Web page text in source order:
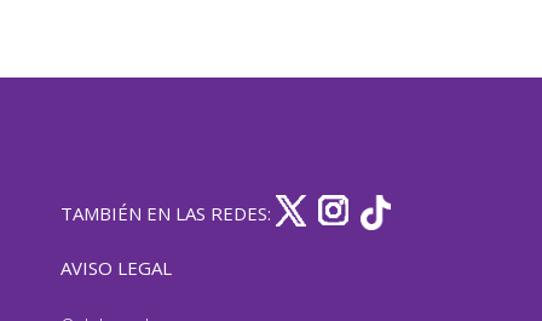
TAMBIÉN EN LAS REDES:
AVISO LEGAL